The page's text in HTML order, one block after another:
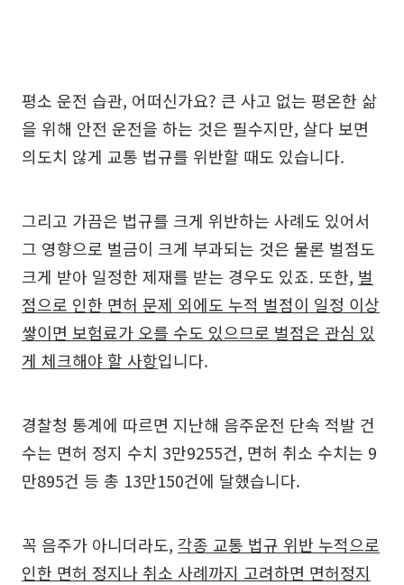
평소 운전 습관, 어떠신가요? 큰 사고 없는 평온한 삶
을 위해 안전 운전을 하는 것은 필수지만, 살다 보면
의도치 않게 교통 법규를 위반할 때도 있습니다.
그리고 가끔은 법규를 크게 위반하는 사례도 있어서
그 영향으로 벌금이 크게 부과되는 것은 물론 벌점도
크게 받아 일정한 제재를 받는 경우도 있죠. 또한, 벌
점으로 인한 면허 문제 외에도 누적 벌점이 일정 이상
쌓이면 보험료가 오를 수도 있으므로 벌점은 관심 있
게 체크해야 할 사항입니다.
경찰청 통계에 따르면 지난해 음주운전 단속 적발 건
수는 면허 정지 수치 3만9255건, 면허 취소 수치는 9
만895건 등 총 13만150건에 달했습니다.
꼭 음주가 아니더라도, 각종 교통 법규 위반 누적으로
인한 면허 정지나 취소 사례까지 고려하면 면허정지